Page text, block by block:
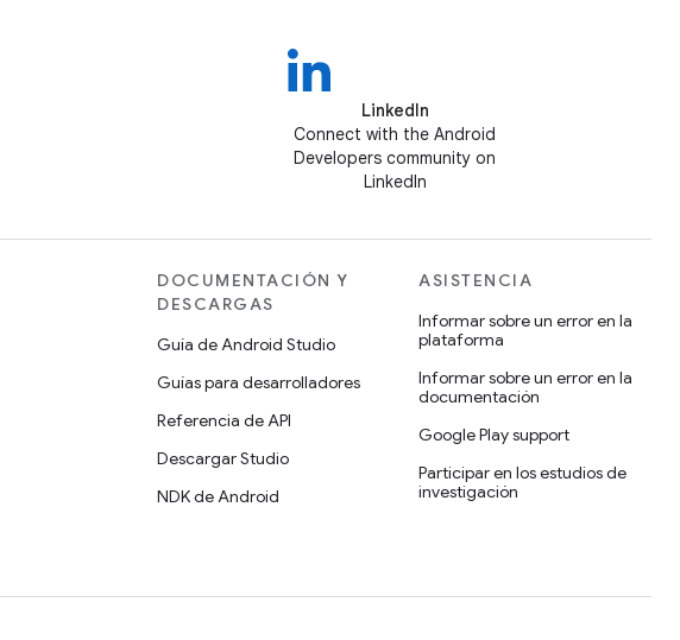
LinkedIn
Connect with the Android
Developers community on
LinkedIn
DOCUMENTACIÓN Y
DESCARGAS
Guía de Android Studio
Guías para desarrolladores
Referencia de API
Descargar Studio
NDK de Android
ASISTENCIA
Informar sobre un error en la
plataforma
Informar sobre un error en la
documentación
Google Play support
Participar en los estudios de
investigación